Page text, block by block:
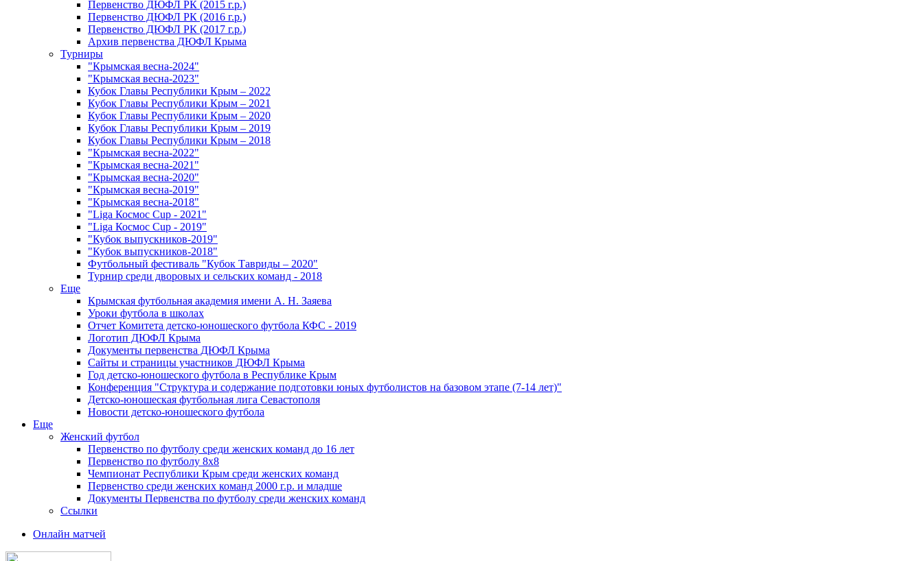
Первенство ДЮФЛ РК (2015 г.р.)
Первенство ДЮФЛ РК (2016 г.р.)
Первенство ДЮФЛ РК (2017 г.р.)
Архив первенства ДЮФЛ Крыма
Турниры
"Крымская весна-2024"
"Крымская весна-2023"
Кубок Главы Республики Крым – 2022
Кубок Главы Республики Крым – 2021
Кубок Главы Республики Крым – 2020
Кубок Главы Республики Крым – 2019
Кубок Главы Республики Крым – 2018
"Крымская весна-2022"
"Крымская весна-2021"
"Крымская весна-2020"
"Крымская весна-2019"
"Крымская весна-2018"
"Liga Космос Cup - 2021"
"Liga Космос Cup - 2019"
"Кубок выпускников-2019"
"Кубок выпускников-2018"
Футбольный фестиваль "Кубок Тавриды – 2020"
Турнир среди дворовых и сельских команд - 2018
Еще
Крымская футбольная академия имени А. Н. Заяева
Уроки футбола в школах
Отчет Комитета детско-юношеского футбола КФС - 2019
Логотип ДЮФЛ Крыма
Документы первенства ДЮФЛ Крыма
Сайты и страницы участников ДЮФЛ Крыма
Год детско-юношеского футбола в Республике Крым
Конференция "Структура и содержание подготовки юных футболистов на базовом этапе (7-14 лет)"
Детско-юношеская футбольная лига Севастополя
Новости детско-юношеского футбола
Еще
Женский футбол
Первенство по футболу среди женских команд до 16 лет
Первенство по футболу 8х8
Чемпионат Республики Крым среди женских команд
Первенство среди женских команд 2000 г.р. и младше
Документы Первенства по футболу среди женских команд
Ссылки
Онлайн матчей